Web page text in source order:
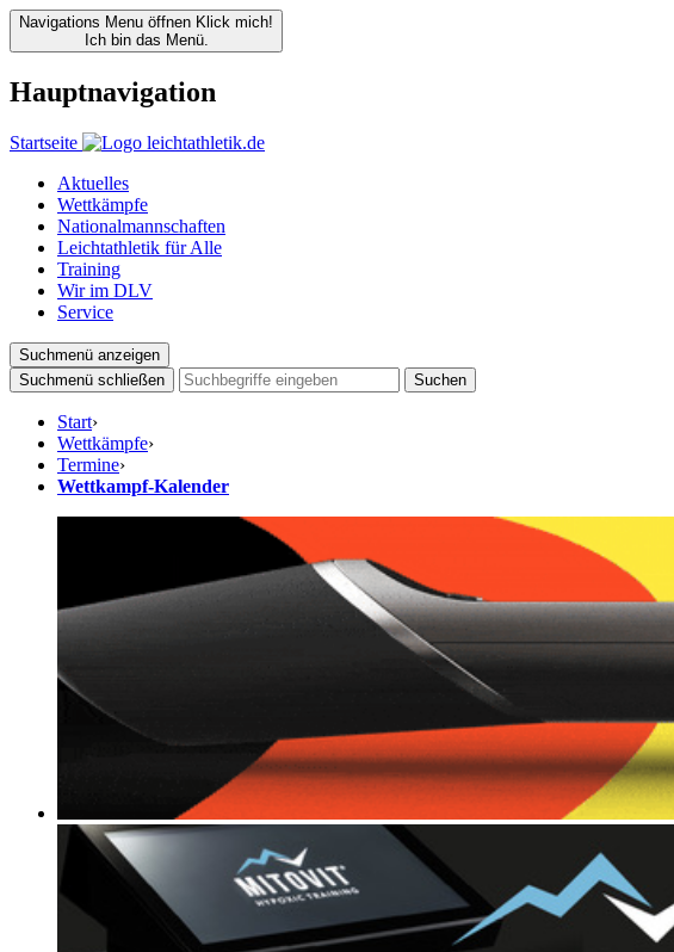
Navigations Menu öffnen Klick mich!
Ich bin das Menü.
Hauptnavigation
Startseite
Aktuelles
Wettkämpfe
Nationalmannschaften
Leichtathletik für Alle
Training
Wir im DLV
Service
Suchmenü anzeigen
Suchmenü schließen
Suchen
Start›
Wettkämpfe›
Termine›
Wettkampf-Kalender